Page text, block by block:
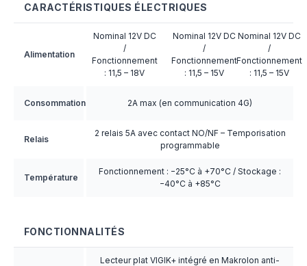
CARACTÉRISTIQUES ÉLECTRIQUES
Alimentation
Nominal 12V DC
/
Fonctionnement
: 11,5 – 18V
Nominal 12V DC
/
Fonctionnement
: 11,5 – 15V
Nominal 12V DC
/
Fonctionnement
: 11,5 – 15V
Consommation 2A max (en communication 4G)
Relais
2 relais 5A avec contact NO/NF – Temporisation
programmable
Température
Fonctionnement : −25°C à +70°C / Stockage :
−40°C à +85°C
FONCTIONNALITÉS
Lecteur plat VIGIK+ intégré en Makrolon anti-